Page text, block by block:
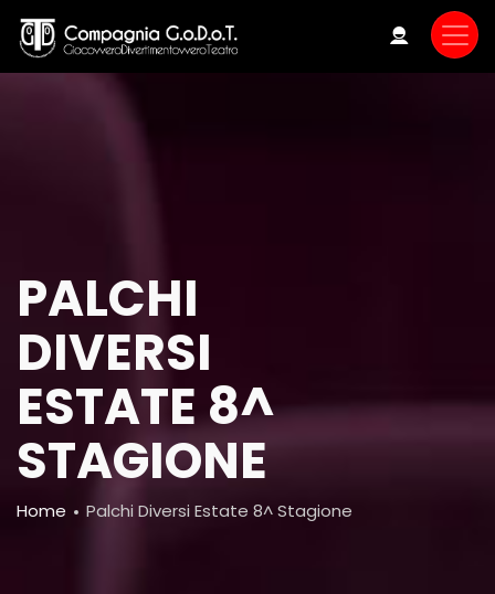
main
PALCHI
DIVERSI
ESTATE 8^
STAGIONE
Breadcrumb
Home Palchi Diversi Estate 8^ Stagione